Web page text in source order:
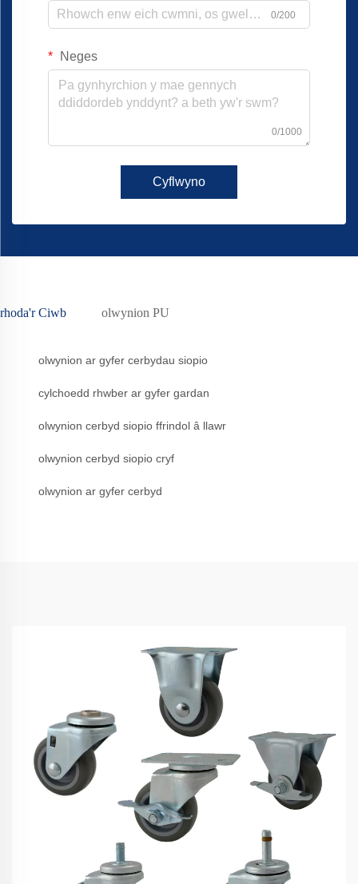
0/200
Neges
0/1000
Cyflwyno
rhoda'r Ciwb olwynion PU
olwynion ar gyfer cerbydau siopio
cylchoedd rhwber ar gyfer gardan
olwynion cerbyd siopio ffrindol â llawr
olwynion cerbyd siopio cryf
olwynion ar gyfer cerbyd